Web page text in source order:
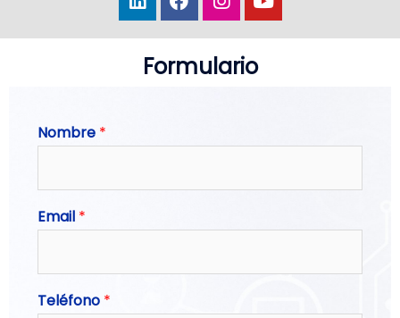
Formulario
Nombre *
Email *
Teléfono *